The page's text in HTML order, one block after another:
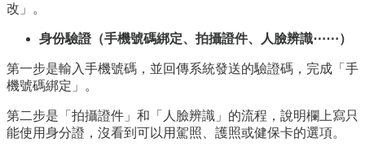
改」。
身份驗證（手機號碼綁定、拍攝證件、人臉辨識⋯⋯）
第一步是輸入手機號碼，並回傳系統發送的驗證碼，完成「手
機號碼綁定」。
第二步是「拍攝證件」和「人臉辨識」的流程，說明欄上寫只
能使用身分證，沒看到可以用駕照、護照或健保卡的選項。